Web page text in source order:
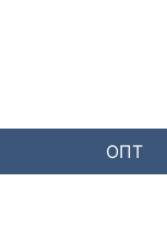
ОПТ